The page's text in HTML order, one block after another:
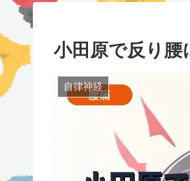
小田原で反り腰
自律神経